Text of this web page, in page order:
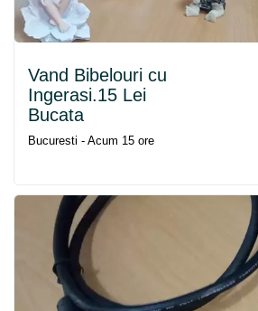
Vand Bibelouri cu
Ingerasi.15 Lei
Bucata
Bucuresti - Acum 15 ore